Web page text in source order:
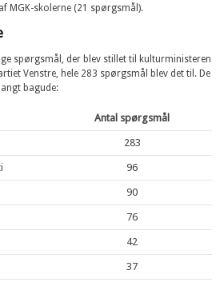
MGK-skolerne (21 spørgsmål).
spørgsmål, der blev stillet til kulturministeren
Venstre, hele 283 spørgsmål blev det til. De
bagude:
Antal spørgsmål
283
96
90
76
42
37